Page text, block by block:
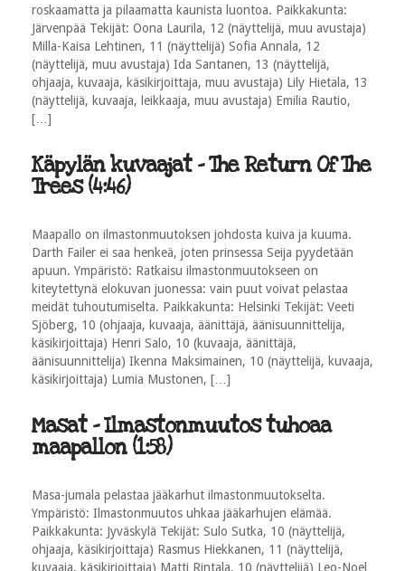
roskaamatta ja pilaamatta kaunista luontoa. Paikkakunta:
Järvenpää Tekijät: Oona Laurila, 12 (näyttelijä, muu avustaja)
Milla-Kaisa Lehtinen, 11 (näyttelijä) Sofia Annala, 12
(näyttelijä, muu avustaja) Ida Santanen, 13 (näyttelijä,
ohjaaja, kuvaaja, käsikirjoittaja, muu avustaja) Lily Hietala, 13
(näyttelijä, kuvaaja, leikkaaja, muu avustaja) Emilia Rautio,
[…]
Käpylän kuvaajat - The Return Of The
Trees (4:46)
Maapallo on ilmastonmuutoksen johdosta kuiva ja kuuma.
Darth Failer ei saa henkeä, joten prinsessa Seija pyydetään
apuun. Ympäristö: Ratkaisu ilmastonmuutokseen on
kiteytettynä elokuvan juonessa: vain puut voivat pelastaa
meidät tuhoutumiselta. Paikkakunta: Helsinki Tekijät: Veeti
Sjöberg, 10 (ohjaaja, kuvaaja, äänittäjä, äänisuunnittelija,
käsikirjoittaja) Henri Salo, 10 (kuvaaja, äänittäjä,
äänisuunnittelija) Ikenna Maksimainen, 10 (näyttelijä, kuvaaja,
käsikirjoittaja) Lumia Mustonen, […]
Masat - Ilmastonmuutos tuhoaa
maapallon (1:58)
Masa-jumala pelastaa jääkarhut ilmastonmuutokselta.
Ympäristö: Ilmastonmuutos uhkaa jääkarhujen elämää.
Paikkakunta: Jyväskylä Tekijät: Sulo Sutka, 10 (näyttelijä,
ohjaaja, käsikirjoittaja) Rasmus Hiekkanen, 11 (näyttelijä,
kuvaaja, käsikirjoittaja) Matti Rintala, 10 (näyttelijä) Leo-Noel